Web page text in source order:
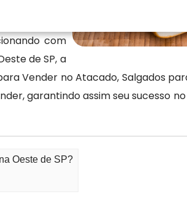
com
de SP, a
Vender no Atacado, Salgados
garantindo assim seu sucesso
Oeste de SP?